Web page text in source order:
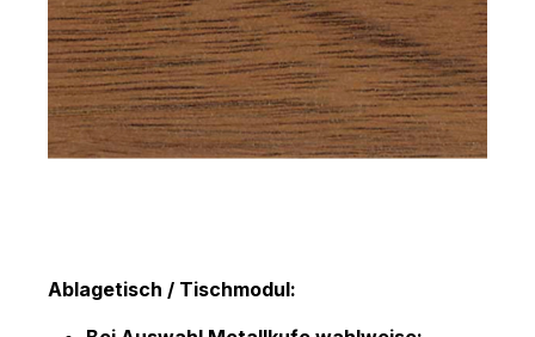
Ablagetisch / Tischmodul: